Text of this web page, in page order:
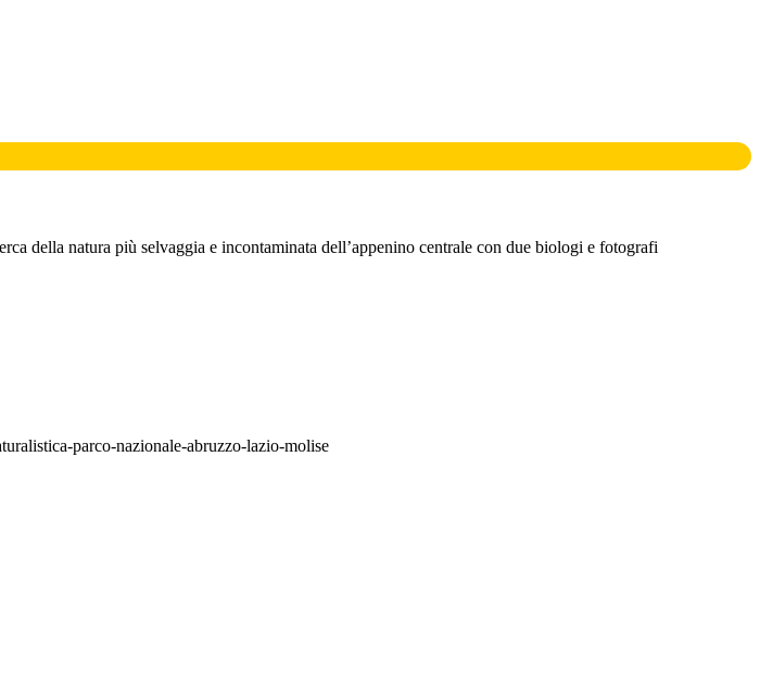
della natura più selvaggia e incontaminata dell’appenino centrale con due biologi e fotografi